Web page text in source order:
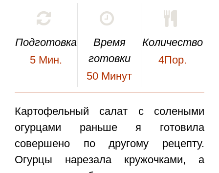
Подготовка
5 Мин.
Время
готовки
50 Минут
Количество
4Пор.
Картофельный салат с солеными
огурцами раньше я готовила
совершено по другому рецепту.
Огурцы нарезала кружочками, а